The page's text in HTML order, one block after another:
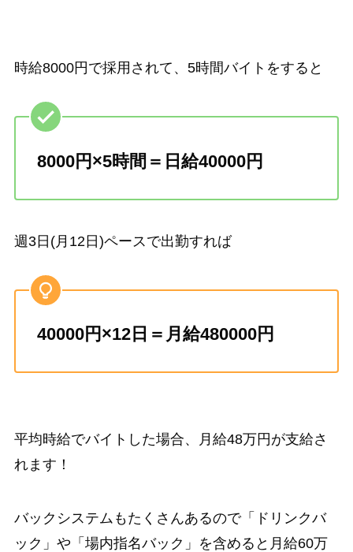
時給8000円で採用されて、5時間バイトをすると
8000円×5時間＝日給40000円
週3日(月12日)ペースで出勤すれば
40000円×12日＝月給480000円
平均時給でバイトした場合、月給48万円が支給さ
れます！
バックシステムもたくさんあるので「ドリンクバ
ック」や「場内指名バック」を含めると月給60万